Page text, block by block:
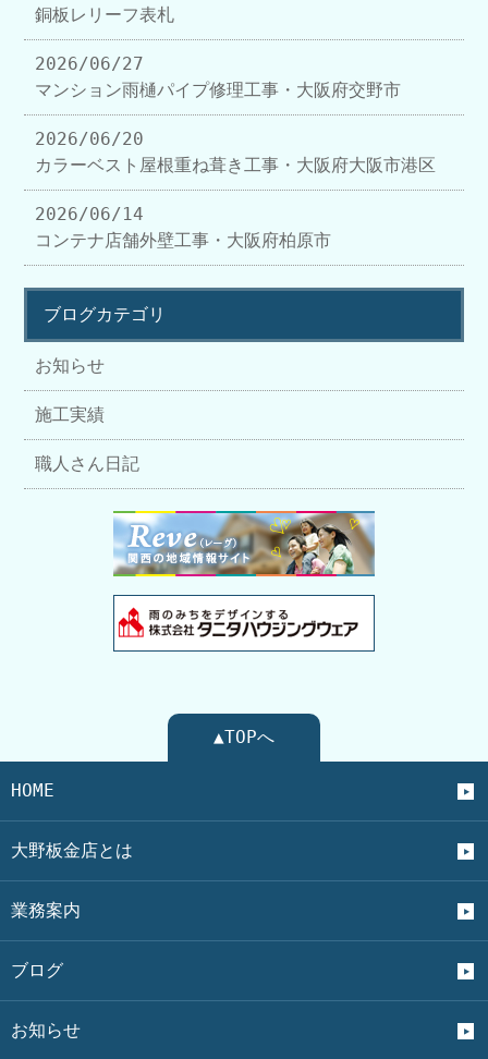
銅板レリーフ表札
2026/06/27
マンション雨樋パイプ修理工事・大阪府交野市
2026/06/20
カラーベスト屋根重ね葺き工事・大阪府大阪市港区
2026/06/14
コンテナ店舗外壁工事・大阪府柏原市
ブログカテゴリ
お知らせ
施工実績
職人さん日記
▲TOPへ
HOME
大野板金店とは
業務案内
ブログ
お知らせ